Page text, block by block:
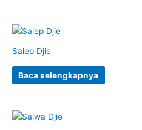
Salep Djie
Baca selengkapnya